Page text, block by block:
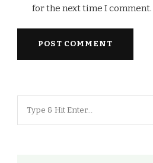
for the next time I comment.